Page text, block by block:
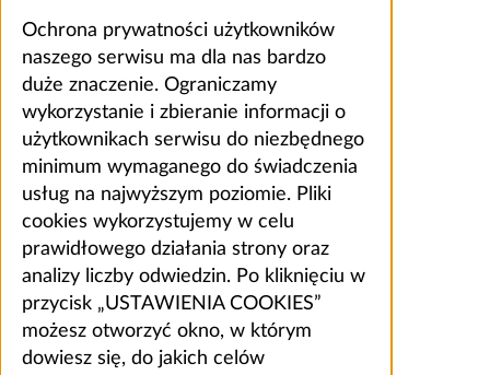
Ochrona prywatności użytkowników
naszego serwisu ma dla nas bardzo
duże znaczenie. Ograniczamy
wykorzystanie i zbieranie informacji o
użytkownikach serwisu do niezbędnego
minimum wymaganego do świadczenia
usług na najwyższym poziomie. Pliki
cookies wykorzystujemy w celu
prawidłowego działania strony oraz
analizy liczby odwiedzin. Po kliknięciu w
przycisk „USTAWIENIA COOKIES”
możesz otworzyć okno, w którym
dowiesz się, do jakich celów